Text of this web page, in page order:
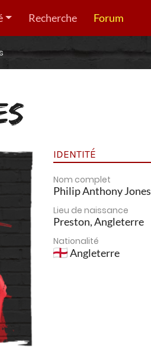
Recherche Forum
IDENTITÉ
Nom complet
Philip Anthony Jones
Lieu de naissance
Preston, Angleterre
Nationalité
Angleterre